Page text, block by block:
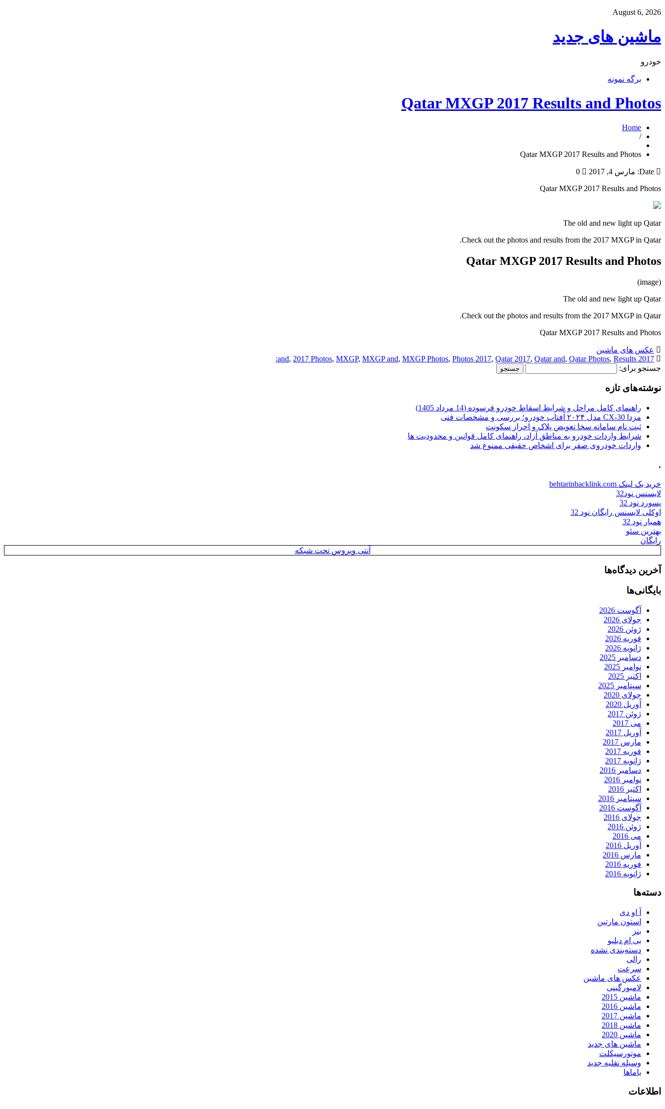
August 6, 2026
ماشین های جدید
خودرو
برگه نمونه
Qatar MXGP 2017 Results and Photos
Home
/
Qatar MXGP 2017 Results and Photos
Date: مارس 4, 2017
0
Qatar MXGP 2017 Results and Photos
The old and new light up Qatar
Check out the photos and results from the 2017 MXGP in Qatar.
Qatar MXGP 2017 Results and Photos
(image)
The old and new light up Qatar
Check out the photos and results from the 2017 MXGP in Qatar.
Qatar MXGP 2017 Results and Photos
عکس های ماشین
2017 and
, 2017 Photos, MXGP, MXGP and, MXGP Photos, Photos 2017, Qatar 2017, Qatar and, Qatar Photos, Results:
جستجو برای:
نوشته‌های تازه
راهنمای کامل مراحل و شرایط اسقاط خودرو فرسوده (14 مرداد 1405)
مزدا CX-30 مدل ۲۰۲۴ آفتاب خودرو؛ بررسی و مشخصات فنی
ثبت نام سامانه سخا تعویض پلاک و احراز سکونت
شرایط واردات خودرو به مناطق آزاد، راهنمای کامل قوانین و محدودیت ها
واردات خودروی صفر برای اشخاص حقیقی ممنوع شد
.
خرید بک لینک behtarinbacklink.com
لایسنس نود32
پسورد نود 32
اوکلی لایسنس رایگان نود 32
همیار نود 32
بهترین سئو
رایگان
آنتی ویروس تحت شبکه
آخرین دیدگاه‌ها
بایگانی‌ها
آگوست 2026
جولای 2026
ژوئن 2026
فوریه 2026
ژانویه 2026
دسامبر 2025
نوامبر 2025
اکتبر 2025
سپتامبر 2025
جولای 2020
آوریل 2020
ژوئن 2017
می 2017
آوریل 2017
مارس 2017
فوریه 2017
ژانویه 2017
دسامبر 2016
نوامبر 2016
اکتبر 2016
سپتامبر 2016
آگوست 2016
جولای 2016
ژوئن 2016
می 2016
آوریل 2016
مارس 2016
فوریه 2016
ژانویه 2016
دسته‌ها
آ او دی
استون مارتین
بنز
بی ام دبلیو
دسته‌بندی نشده
رالی
سرعت
عکس های ماشین
لامبورگینی
ماشین 2015
ماشین 2016
ماشین 2017
ماشین 2018
ماشین 2020
ماشین های جدید
موتورسیکلت
وسیله نقلیه جدید
یاماها
اطلاعات